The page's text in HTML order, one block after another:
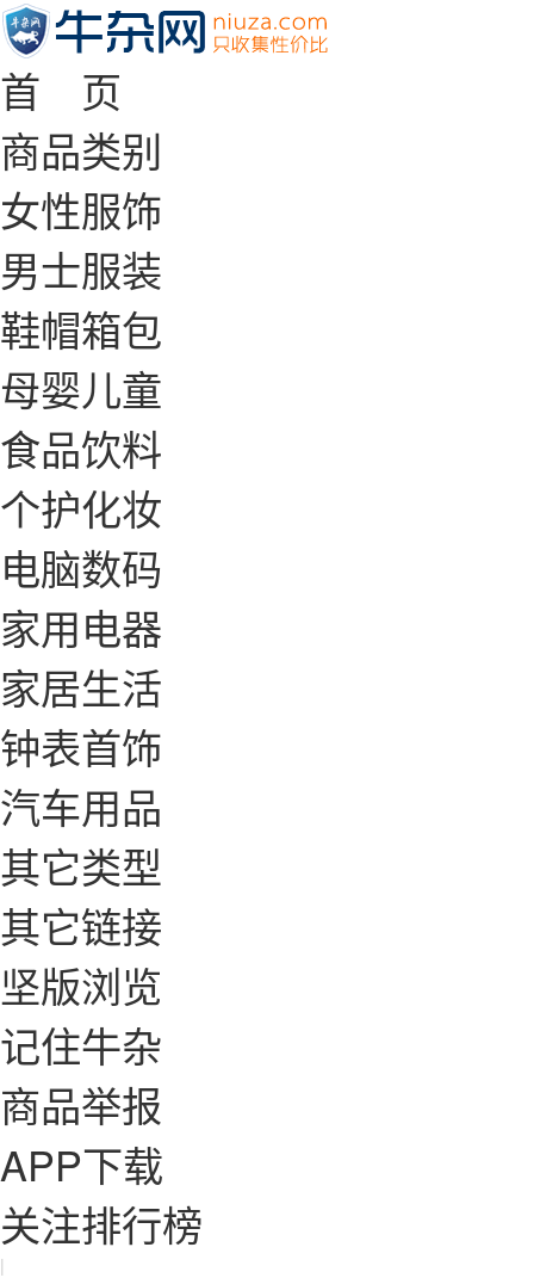
首 页
商品类别
女性服饰
男士服装
鞋帽箱包
母婴儿童
食品饮料
个护化妆
电脑数码
家用电器
家居生活
钟表首饰
汽车用品
其它类型
其它链接
坚版浏览
记住牛杂
商品举报
APP下载
关注排行榜
|